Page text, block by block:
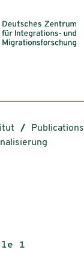
Publications
1